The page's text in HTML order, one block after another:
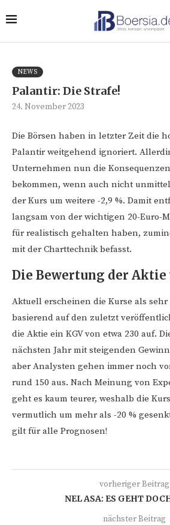
NEWS
Palantir: Die Strafe!
24. November 2023
Die Börsen haben in letzter Zeit die
Palantir weitgehend ignoriert.
Unternehmen nun die
bekommen, wenn auch nicht
der Kurs um weitere -2,9 %. Damit
langsam von der wichtigen 20-Euro-
für realistisch gehalten haben,
mit der Charttechnik befasst.
Die Bewertung der
Aktuell erscheinen die Kurse als
basierend auf den zuletzt
die Aktie ein KGV von etwa 230 auf.
nächsten Jahr mit steigenden
aber Analysten gehen immer noch
rund 150 aus. Nach Meinung von
geht es kaum teurer, weshalb die
vermutlich um mehr als -20 %
gilt für alle Prognosen!
vorheriger Beitrag
NEL ASA: ES GEHT
nächster Beitrag